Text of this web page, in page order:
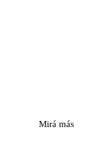
Mirá más